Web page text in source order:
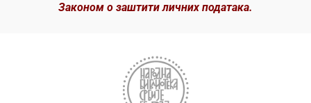
Законом о заштити личних података.